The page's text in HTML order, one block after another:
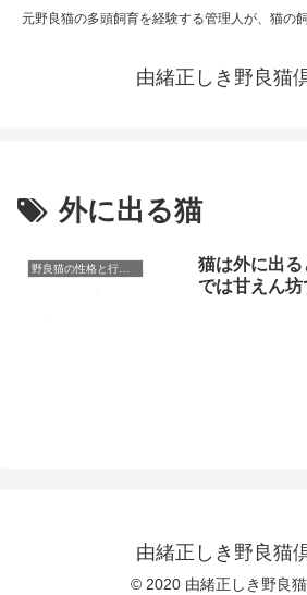
元野良猫の多頭飼育を経験する管理人が、猫の
由緒正しき野良猫
外に出る猫
野良猫の性格と行動理解
猫は外に出
では甘えん
由緒正しき野良猫
© 2020 由緒正しき野良猫